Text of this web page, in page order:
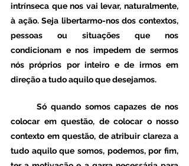
intrínseca que nos vai levar, naturalmente,
à ação. Seja libertarmo-nos dos contextos,
pessoas ou situações que nos
condicionam e nos impedem de sermos
nós próprios por inteiro e de irmos em
direção a tudo aquilo que desejamos.
colocar em questão, de colocar o nosso
contexto em questão, de atribuir clareza a
tudo aquilo que somos, podemos, por fim,